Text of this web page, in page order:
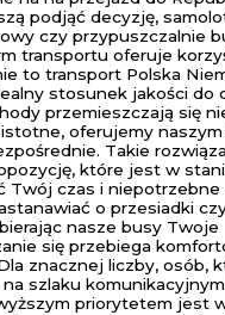
podjąć decyzję,
czy przypuszczalnie
transportu oferuje
to transport Polska
stosunek jakości do
przemieszczają się
oferujemy
Takie
które jest w
Twój czas i niepotrzebne
o przesiadki
nasze busy Twoje
się przebiega
znacznej liczby, osób,
szlaku
priorytetem jest